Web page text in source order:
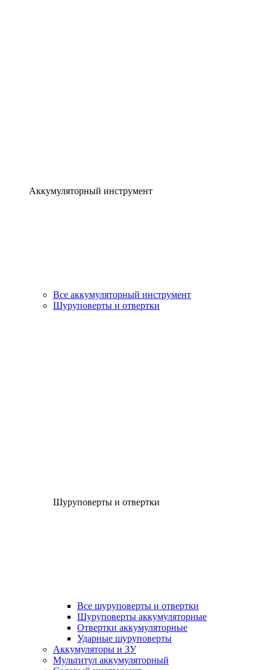
Аккумуляторный инструмент
Все аккумуляторный инструмент
Шуруповерты и отвертки
Шуруповерты и отвертки
Все шуруповерты и отвертки
Шуруповерты аккумуляторные
Отвертки аккумуляторные
Ударные шуруповерты
Аккумуляторы и ЗУ
Мультитул аккумуляторный